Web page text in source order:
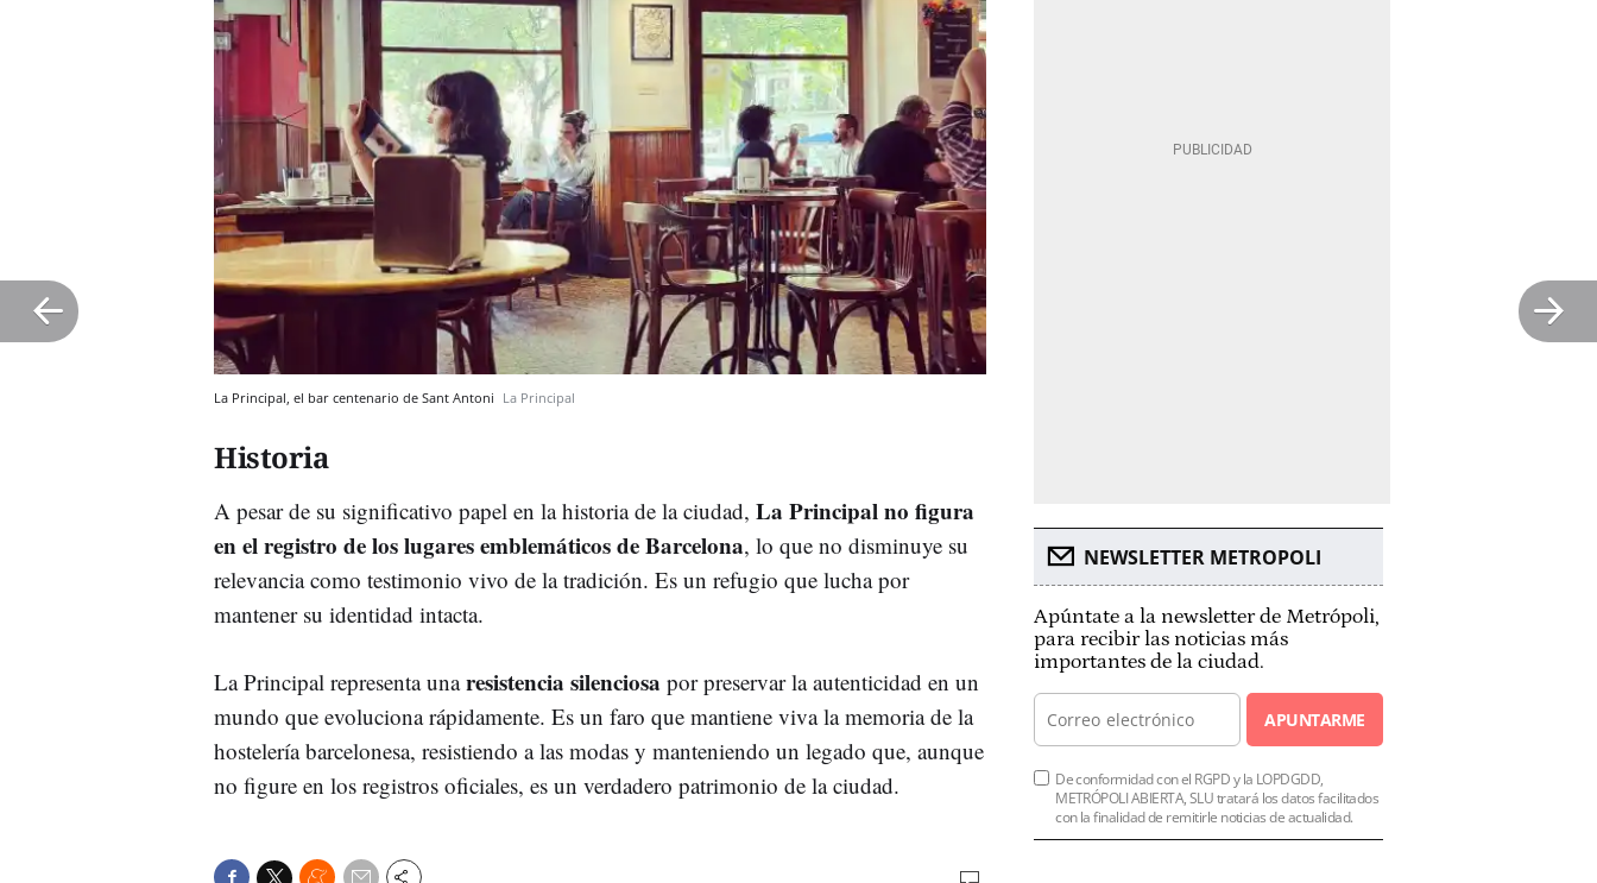
La Principal, el bar centenario de Sant Antoni La Principal
Historia
A pesar de su significativo papel en la historia de la ciudad, La Principal no figura
en el registro de los lugares emblemáticos de Barcelona, lo que no disminuye su
relevancia como testimonio vivo de la tradición. Es un refugio que lucha por
mantener su identidad intacta.
La Principal representa unaresistencia silenciosa por preservar la autenticidad en un
mundo que evoluciona rápidamente. Es un faro que mantiene viva la memoria de la
hostelería barcelonesa, resistiendo a las modas y manteniendo un legado que, aunque
no figure en los registros oficiales, es un verdadero patrimonio de la ciudad.
NEWSLETTER METROPOLI
Apúntate a la newsletter de Metrópoli,
para recibir las noticias más
importantes de la ciudad.
APUNTARME
De conformidad con el RGPD y la LOPDGDD,
METRÓPOLI ABIERTA, SLU tratará los datos facilitados
con la finalidad de remitirle noticias de actualidad.